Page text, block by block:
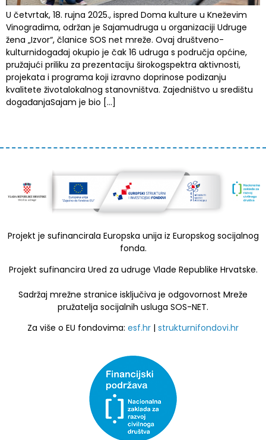
U četvrtak, 18. rujna 2025., ispred Doma kulture u Kneževim
Vinogradima, održan je Sajamudruga u organizaciji Udruge
žena „Izvor“, članice SOS net mreže. Ovaj društveno-
kulturnidogađaj okupio je čak 16 udruga s područja općine,
pružajući priliku za prezentaciju širokogspektra aktivnosti,
projekata i programa koji izravno doprinose podizanju
kvalitete životalokalnog stanovništva. Zajedništvo u središtu
događanjaSajam je bio […]
Projekt je sufinancirala Europska unija iz Europskog socijalnog
fonda.
Projekt sufinancira Ured za udruge Vlade Republike Hrvatske.
Sadržaj mrežne stranice isključiva je odgovornost Mreže
pružatelja socijalnih usluga SOS-NET.
Za više o EU fondovima: esf.hr | strukturnifondovi.hr